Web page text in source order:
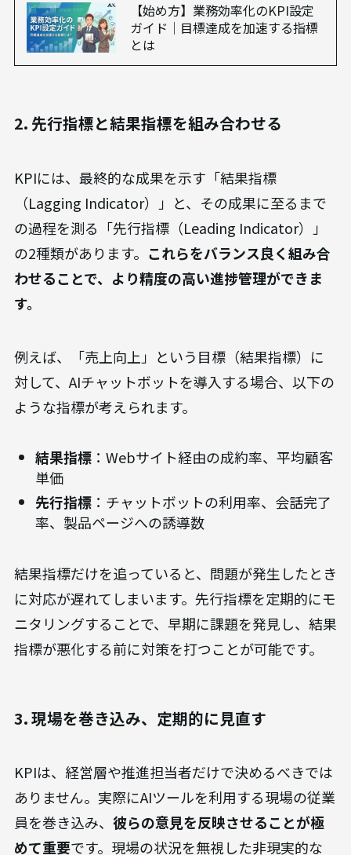
【始め方】業務効率化のKPI設定
ガイド｜目標達成を加速する指標
とは
2. 先行指標と結果指標を組み合わせる
KPIには、最終的な成果を示す「結果指標
（Lagging Indicator）」と、その成果に至るまで
の過程を測る「先行指標（Leading Indicator）」
の2種類があります。 これらをバランス良く組み合
わせることで、より精度の高い進捗管理ができま
す。
例えば、「売上向上」という目標（結果指標）に
対して、AIチャットボットを導入する場合、以下の
ような指標が考えられます。
結果指標：Webサイト経由の成約率、平均顧客
単価
先行指標：チャットボットの利用率、会話完了
率、製品ページへの誘導数
結果指標だけを追っていると、問題が発生したとき
に対応が遅れてしまいます。先行指標を定期的にモ
ニタリングすることで、早期に課題を発見し、結果
指標が悪化する前に対策を打つことが可能です。
3. 現場を巻き込み、定期的に見直す
KPIは、経営層や推進担当者だけで決めるべきでは
ありません。実際にAIツールを利用する現場の従業
員を巻き込み、 彼らの意見を反映させることが極
めて重要です。現場の状況を無視した非現実的な